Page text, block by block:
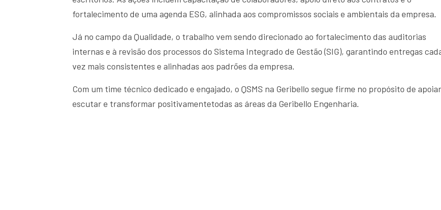
fortalecimento de uma agenda ESG, alinhada aos compromissos sociais e ambientais da empresa.
Já no campo da Qualidade, o trabalho vem sendo direcionado ao fortalecimento das auditorias
internas e à revisão dos processos do Sistema Integrado de Gestão (SIG), garantindo entregas
vez mais consistentes e alinhadas aos padrões da empresa.
Com um time técnico dedicado e engajado, o QSMS na Geribello segue firme no propósito de
escutar e transformar positivamentetodas as áreas da Geribello Engenharia.